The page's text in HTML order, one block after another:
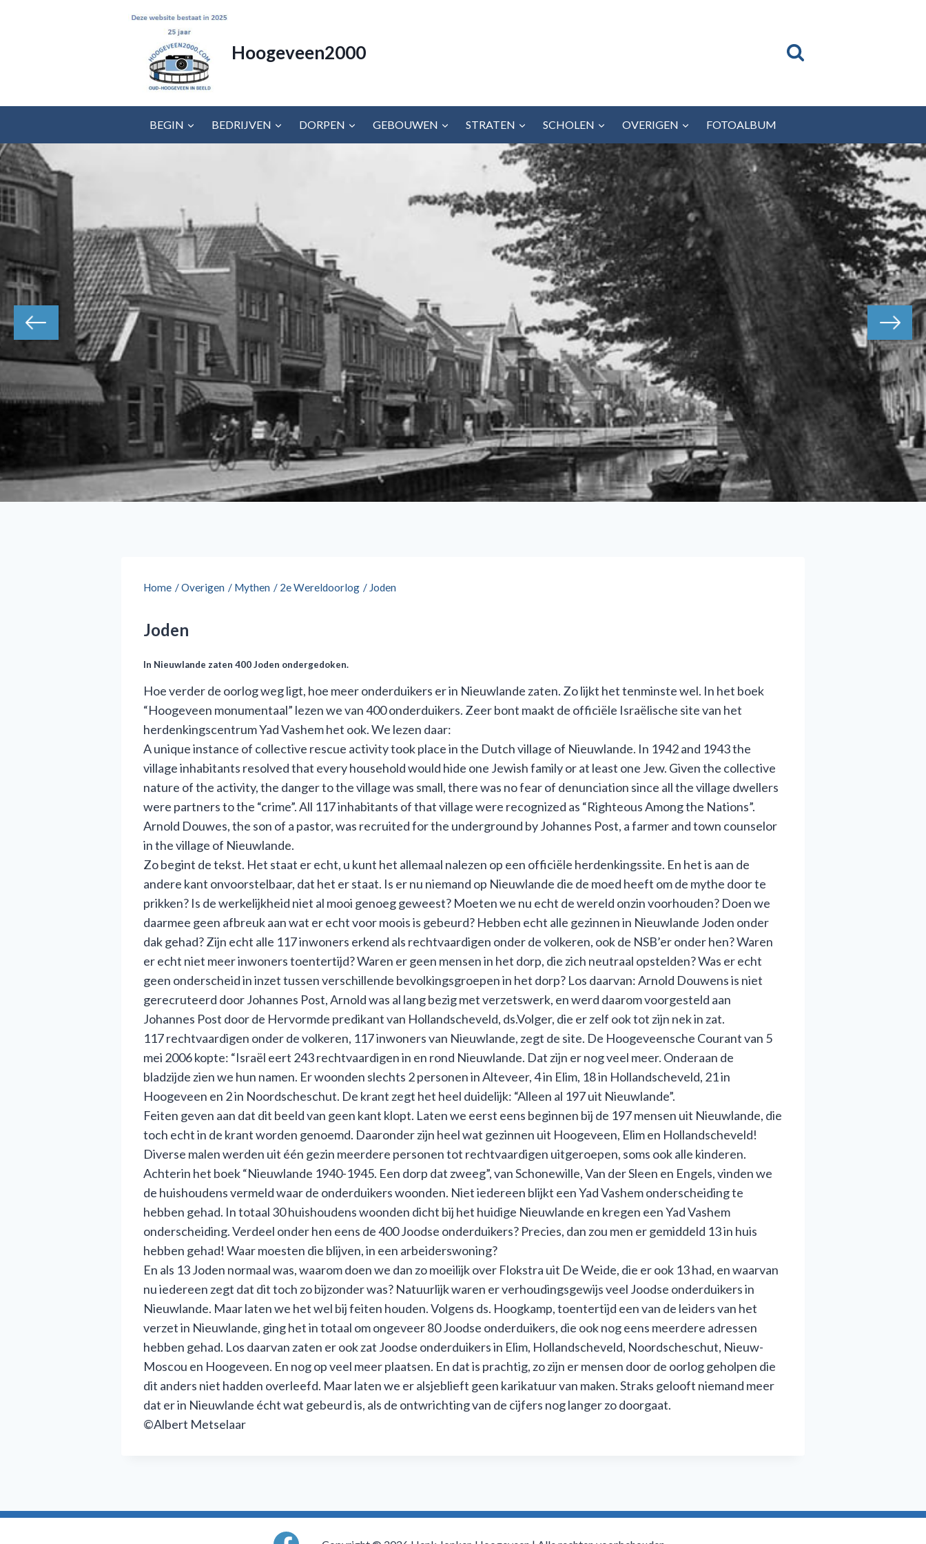
Hoogeveen2000
BEGIN BEDRIJVEN DORPEN GEBOUWEN STRATEN SCHOLEN OVERIGEN FOTOALBUM
Home /Overigen / Mythen / 2e Wereldoorlog / Joden
Joden
In Nieuwlande zaten 400 Joden ondergedoken.
Hoe verder de oorlog weg ligt, hoe meer onderduikers er in Nieuwlande zaten. Zo lijkt het tenminste wel. In het boek
“Hoogeveen monumentaal” lezen we van 400 onderduikers. Zeer bont maakt de officiële Israëlische site van het
herdenkingscentrum Yad Vashem het ook. We lezen daar:
A unique instance of collective rescue activity took place in the Dutch village of Nieuwlande. In 1942 and 1943 the
village inhabitants resolved that every household would hide one Jewish family or at least one Jew. Given the collective
nature of the activity, the danger to the village was small, there was no fear of denunciation since all the village dwellers
were partners to the “crime”. All 117 inhabitants of that village were recognized as “Righteous Among the Nations”.
Arnold Douwes, the son of a pastor, was recruited for the underground by Johannes Post, a farmer and town counselor
in the village of Nieuwlande.
Zo begint de tekst. Het staat er echt, u kunt het allemaal nalezen op een officiële herdenkingssite. En het is aan de
andere kant onvoorstelbaar, dat het er staat. Is er nu niemand op Nieuwlande die de moed heeft om de mythe door te
prikken? Is de werkelijkheid niet al mooi genoeg geweest? Moeten we nu echt de wereld onzin voorhouden? Doen we
daarmee geen afbreuk aan wat er echt voor moois is gebeurd? Hebben echt alle gezinnen in Nieuwlande Joden onder
dak gehad? Zijn echt alle 117 inwoners erkend als rechtvaardigen onder de volkeren, ook de NSB’er onder hen? Waren
er echt niet meer inwoners toentertijd? Waren er geen mensen in het dorp, die zich neutraal opstelden? Was er echt
geen onderscheid in inzet tussen verschillende bevolkingsgroepen in het dorp? Los daarvan: Arnold Douwens is niet
gerecruteerd door Johannes Post, Arnold was al lang bezig met verzetswerk, en werd daarom voorgesteld aan
Johannes Post door de Hervormde predikant van Hollandscheveld, ds.Volger, die er zelf ook tot zijn nek in zat.
117 rechtvaardigen onder de volkeren, 117 inwoners van Nieuwlande, zegt de site. De Hoogeveensche Courant van 5
mei 2006 kopte: “Israël eert 243 rechtvaardigen in en rond Nieuwlande. Dat zijn er nog veel meer. Onderaan de
bladzijde zien we hun namen. Er woonden slechts 2 personen in Alteveer, 4 in Elim, 18 in Hollandscheveld, 21 in
Hoogeveen en 2 in Noordscheschut. De krant zegt het heel duidelijk: “Alleen al 197 uit Nieuwlande”.
Feiten geven aan dat dit beeld van geen kant klopt. Laten we eerst eens beginnen bij de 197 mensen uit Nieuwlande, die
toch echt in de krant worden genoemd. Daaronder zijn heel wat gezinnen uit Hoogeveen, Elim en Hollandscheveld!
Diverse malen werden uit één gezin meerdere personen tot rechtvaardigen uitgeroepen, soms ook alle kinderen.
Achterin het boek “Nieuwlande 1940-1945. Een dorp dat zweeg”, van Schonewille, Van der Sleen en Engels, vinden we
de huishoudens vermeld waar de onderduikers woonden. Niet iedereen blijkt een Yad Vashem onderscheiding te
hebben gehad. In totaal 30 huishoudens woonden dicht bij het huidige Nieuwlande en kregen een Yad Vashem
onderscheiding. Verdeel onder hen eens de 400 Joodse onderduikers? Precies, dan zou men er gemiddeld 13 in huis
hebben gehad! Waar moesten die blijven, in een arbeiderswoning?
En als 13 Joden normaal was, waarom doen we dan zo moeilijk over Flokstra uit De Weide, die er ook 13 had, en waarvan
nu iedereen zegt dat dit toch zo bijzonder was? Natuurlijk waren er verhoudingsgewijs veel Joodse onderduikers in
Nieuwlande. Maar laten we het wel bij feiten houden. Volgens ds. Hoogkamp, toentertijd een van de leiders van het
verzet in Nieuwlande, ging het in totaal om ongeveer 80 Joodse onderduikers, die ook nog eens meerdere adressen
hebben gehad. Los daarvan zaten er ook zat Joodse onderduikers in Elim, Hollandscheveld, Noordscheschut, Nieuw-
Moscou en Hoogeveen. En nog op veel meer plaatsen. En dat is prachtig, zo zijn er mensen door de oorlog geholpen die
dit anders niet hadden overleefd. Maar laten we er alsjeblieft geen karikatuur van maken. Straks gelooft niemand meer
dat er in Nieuwlande écht wat gebeurd is, als de ontwrichting van de cijfers nog langer zo doorgaat.
©Albert Metselaar